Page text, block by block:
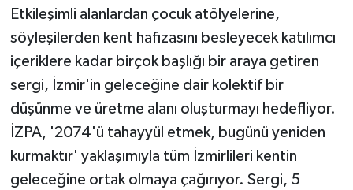
Etkileşimli alanlardan çocuk atölyelerine,
söyleşilerden kent hafızasını besleyecek katılımcı
içeriklere kadar birçok başlığı bir araya getiren
sergi, İzmir'in geleceğine dair kolektif bir
düşünme ve üretme alanı oluşturmayı hedefliyor.
İZPA, '2074'ü tahayyül etmek, bugünü yeniden
kurmaktır' yaklaşımıyla tüm İzmirlileri kentin
geleceğine ortak olmaya çağırıyor. Sergi, 5